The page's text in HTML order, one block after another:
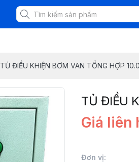
TỦ ĐIỀU KHIỆN BƠM VAN TỔNG HỢP
TỦ ĐIỀU
Giá liên
Đơn vị: